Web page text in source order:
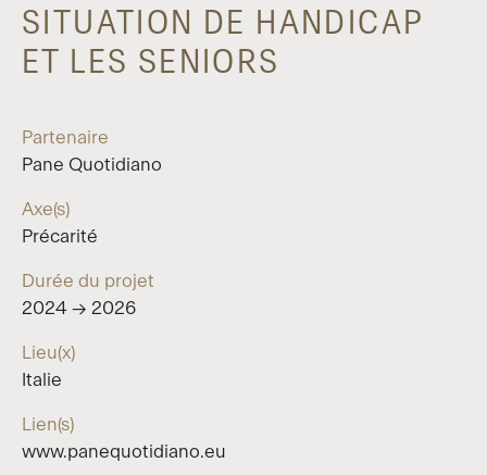
SITUATION DE HANDICAP
ET LES SENIORS
Partenaire
Pane Quotidiano
Axe(s)
Précarité
Durée du projet
2024 → 2026
Lieu(x)
Italie
Lien(s)
www.panequotidiano.eu